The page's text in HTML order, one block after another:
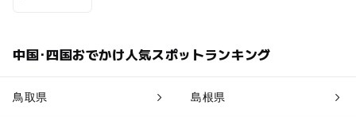
中国･四国おでかけ人気スポットランキング
鳥取県 島根県